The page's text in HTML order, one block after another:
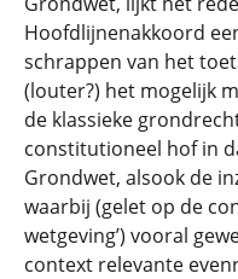
Hoofdlijnenakkoord
schrappen van het
(louter?) het mogelijk
de klassieke
constitutioneel hof in
Grondwet, alsook de
waarbij (gelet op de
wetgeving’) vooral
context relevante